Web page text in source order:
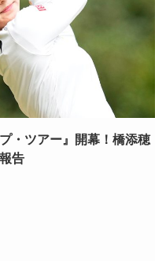
・ツアー』開幕！橋添穂
告